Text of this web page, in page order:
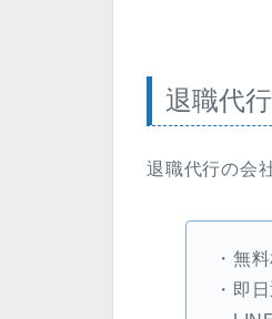
退職代
退職代行の会
・無
・即